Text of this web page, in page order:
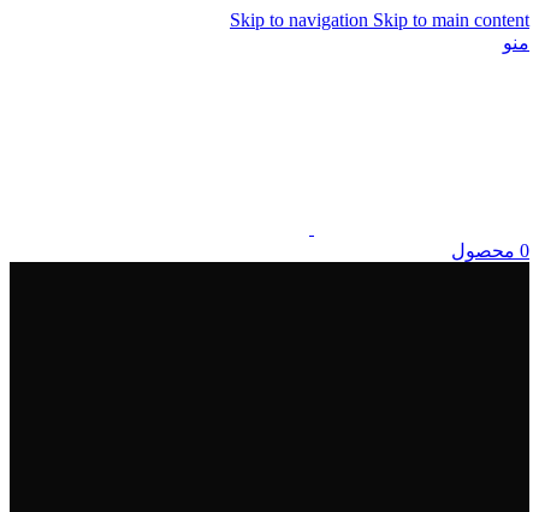
Skip to navigation Skip to main content
منو
0 محصول